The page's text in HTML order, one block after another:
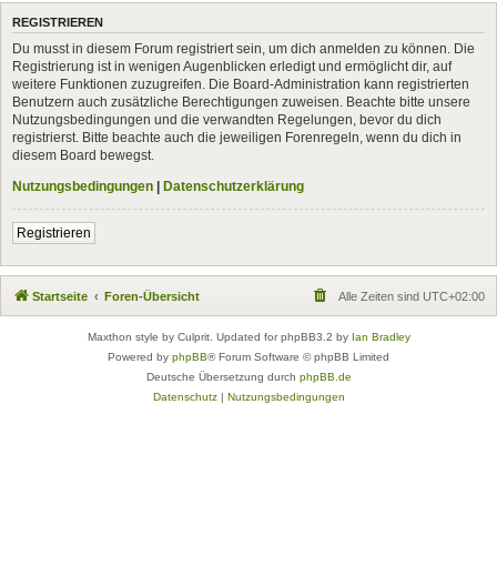
REGISTRIEREN
Du musst in diesem Forum registriert sein, um dich anmelden zu können. Die
Registrierung ist in wenigen Augenblicken erledigt und ermöglicht dir, auf
weitere Funktionen zuzugreifen. Die Board-Administration kann registrierten
Benutzern auch zusätzliche Berechtigungen zuweisen. Beachte bitte unsere
Nutzungsbedingungen und die verwandten Regelungen, bevor du dich
registrierst. Bitte beachte auch die jeweiligen Forenregeln, wenn du dich in
diesem Board bewegst.
Nutzungsbedingungen | Datenschutzerklärung
Registrieren
Startseite Foren-Übersicht Alle Zeiten sind UTC+02:00
Maxthon style by Culprit. Updated for phpBB3.2 by Ian Bradley
Powered by phpBB® Forum Software © phpBB Limited
Deutsche Übersetzung durch phpBB.de
Datenschutz| Nutzungsbedingungen